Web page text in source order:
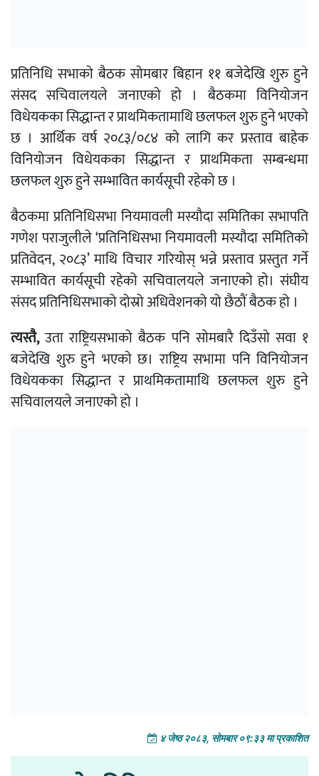
प्रतिनिधि सभाकाे बैठक साेमबार बिहान ११ बजेदेखि शुरु हुने
संसद सचिवालयले जनाएकाे हाे । बैठकमा विनियोजन
विधेयकका सिद्धान्त र प्राथमिकतामाथि छलफल शुरु हुने भएकाे
छ । आर्थिक वर्ष २०८३/०८४ को लागि कर प्रस्ताव बाहेक
विनियोजन विधेयकका सिद्धान्त र प्राथमिकता सम्बन्धमा
छलफल शुरु हुने सम्भावित कार्यसूची रहेको छ ।
बैठकमा प्रतिनिधिसभा नियमावली मस्यौदा समितिका सभापति
गणेश पराजुलीले ‘प्रतिनिधिसभा नियमावली मस्यौदा समितिको
प्रतिवेदन, २०८३’ माथि विचार गरियोस् भन्ने प्रस्ताव प्रस्तुत गर्ने
सम्भावित कार्यसूची रहेको सचिवालयले जनाएको हाे। संघीय
संसद प्रतिनिधिसभाको दोस्रो अधिवेशनको यो छैठाैं बैठक हो ।
त्यस्तै,उता राष्ट्रियसभाको बैठक पनि साेमबारै दिउँसो सवा १
बजेदेखि शुरु हुने भएकाे छ। राष्ट्रिय सभामा पनि विनियोजन
विधेयकका सिद्धान्त र प्राथमिकतामाथि छलफल शुरु हुने
सचिवालयले जनाएकाे हाे ।
४ जेष्ठ २०८३, सोमबार ०९:३३ मा प्रकाशित